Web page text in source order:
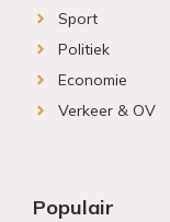
Sport
Politiek
Economie
Verkeer & OV
Populair